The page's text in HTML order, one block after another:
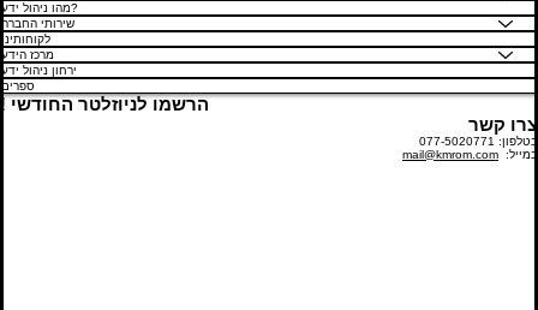
מהו ניהול ידע?
שירותי החברה
לקוחותינו
מרכז הידע
ירחון ניהול ידע
ספרים
! הרשמו לניוזלטר החודשי
צרו קשר
בטלפון: 077-5020771
במייל: mail@kmrom.com